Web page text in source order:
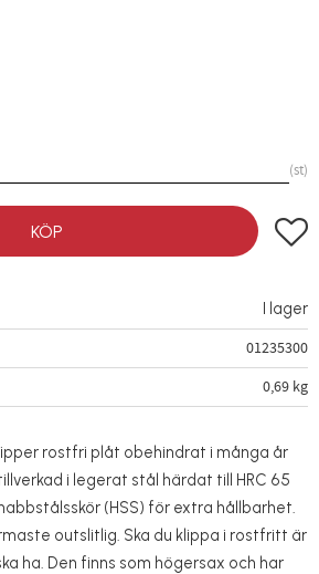
st
KÖP
I lager
01235300
0,69 kg
rostfri plåt obehindrat i många år
i legerat stål härdat till HRC 65
(HSS) för extra hållbarhet.
outslitlig. Ska du klippa i rostfritt är
ha. Den finns som högersax och har